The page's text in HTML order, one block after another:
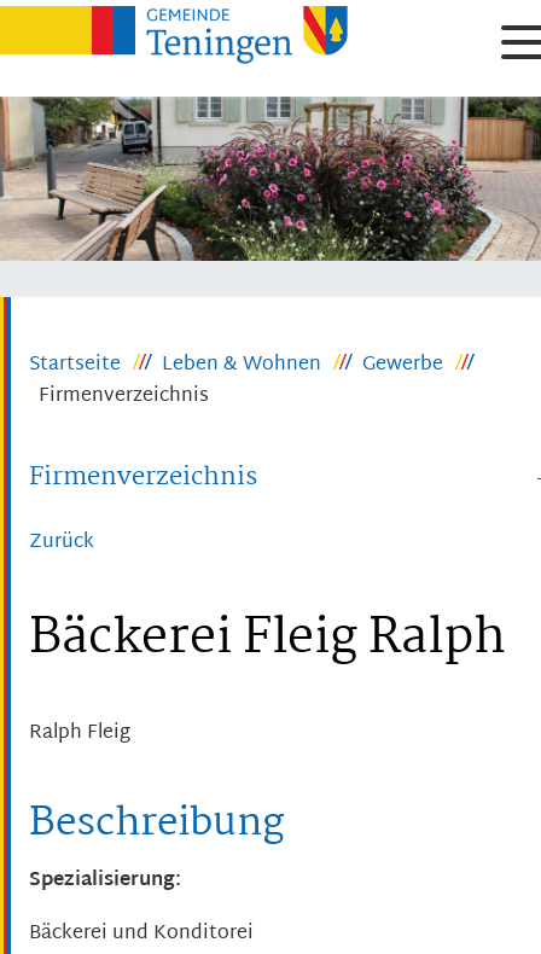
Startseite Leben & Wohnen
Gewerbe
Firmenverzeichnis
Firmenverzeichnis
Zurück
Bäckerei Fleig Ralph
Ralph Fleig
Beschreibung
Spezialisierung:
Bäckerei und Konditorei